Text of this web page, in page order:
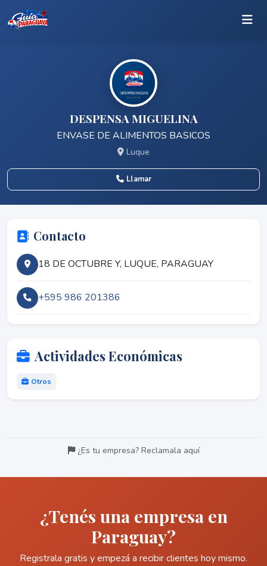
DESPENSA MIGUELINA
ENVASE DE ALIMENTOS BASICOS
Luque
Llamar
Contacto
18 DE OCTUBRE Y, LUQUE, PARAGUAY
+595 986 201386
Actividades Económicas
Otros
¿Es tu empresa? Reclamala aquí
¿Tenés una empresa en
Paraguay?
Registrala gratis y empezá a recibir clientes hoy mismo.